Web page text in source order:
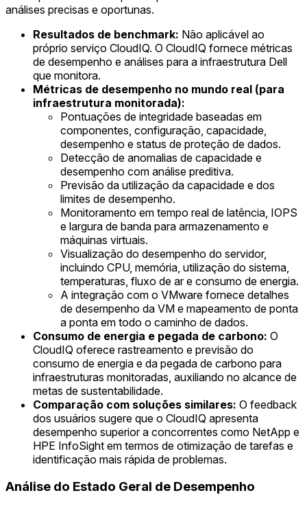
análises precisas e oportunas.
Resultados de benchmark: Não aplicável ao
próprio serviço CloudIQ. O CloudIQ fornece métricas
de desempenho e análises para a infraestrutura Dell
que monitora.
Métricas de desempenho no mundo real (para
infraestrutura monitorada):
Pontuações de integridade baseadas em
componentes, configuração, capacidade,
desempenho e status de proteção de dados.
Detecção de anomalias de capacidade e
desempenho com análise preditiva.
Previsão da utilização da capacidade e dos
limites de desempenho.
Monitoramento em tempo real de latência, IOPS
e largura de banda para armazenamento e
máquinas virtuais.
Visualização do desempenho do servidor,
incluindo CPU, memória, utilização do sistema,
temperaturas, fluxo de ar e consumo de energia.
A integração com o VMware fornece detalhes
de desempenho da VM e mapeamento de ponta
a ponta em todo o caminho de dados.
Consumo de energia e pegada de carbono: O
CloudIQ oferece rastreamento e previsão do
consumo de energia e da pegada de carbono para
infraestruturas monitoradas, auxiliando no alcance de
metas de sustentabilidade.
Comparação com soluções similares: O feedback
dos usuários sugere que o CloudIQ apresenta
desempenho superior a concorrentes como NetApp e
HPE InfoSight em termos de otimização de tarefas e
identificação mais rápida de problemas.
Análise do Estado Geral de Desempenho